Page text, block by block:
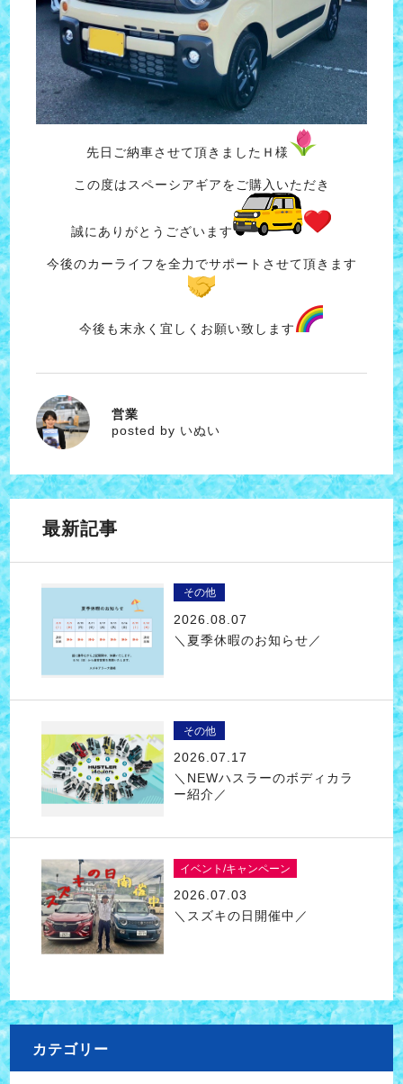
先日ご納車させて頂きましたＨ様
この度はスペーシアギアをご購入いただき
誠にありがとうございます
今後のカーライフを全力でサポートさせて頂きます
今後も末永く宜しくお願い致します
いぬい
営業
posted by いぬい
最新記事
その他
2026.08.07
＼夏季休暇のお知らせ／
その他
2026.07.17
＼NEWハスラーのボディカラ
ー紹介／
イベント/キャンペーン
2026.07.03
＼スズキの日開催中／
カテゴリー